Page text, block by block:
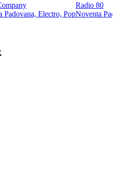
Padovana, Electro, Pop
Radio 80
Noventa